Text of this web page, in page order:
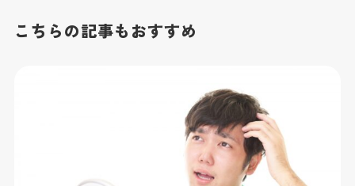
こちらの記事もおすすめ